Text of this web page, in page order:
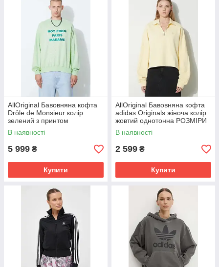
AllOriginal Бавовняна кофта
Drôle de Monsieur колір
зелений з принтом
SW102.GREEN-GREEN
розмір: M
В наявності
5 999 ₴
Купити
AllOriginal Бавовняна кофта
adidas Originals жіноча колір
жовтий однотонна РОЗМІРИ
ЗАПИТУЙТЕ
В наявності
2 599 ₴
Купити